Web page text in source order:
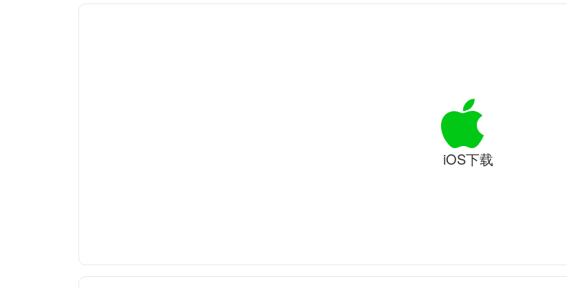
iOS下载